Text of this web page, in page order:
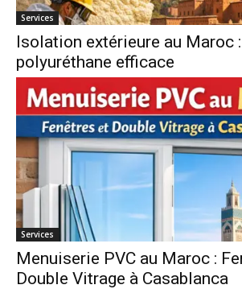
Services
Isolation extérieure au Maroc
polyuréthane efficace
Services
Menuiserie PVC au Maroc :
Double Vitrage à Casablanca